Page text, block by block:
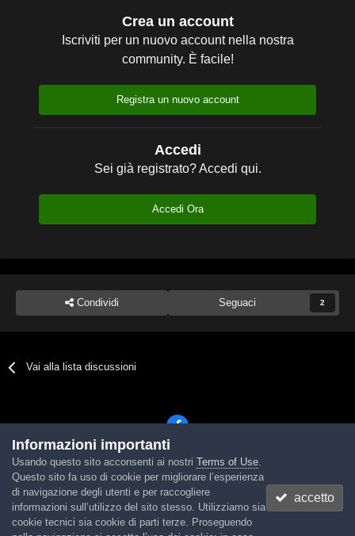
Crea un account
Iscriviti per un nuovo account nella nostra
community. È facile!
Registra un nuovo account
Accedi
Sei già registrato? Accedi qui.
Accedi Ora
Condividi Seguaci 2
Vai alla lista discussioni
Lingua Tema Contattaci Cookies
Powered by Invision Community
Informazioni importanti
Usando questo sito acconsenti ai nostri Terms of Use.
Questo sito fa uso di cookie per migliorare l’esperienza
di navigazione degli utenti e per raccogliere
informazioni sull’utilizzo del sito stesso. Utilizziamo sia
cookie tecnici sia cookie di parti terze. Proseguendo
accetto